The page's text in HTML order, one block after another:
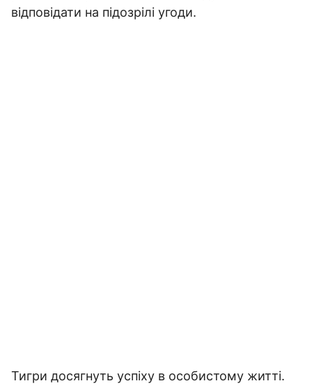
відповідати на підозрілі угоди.
Тигри досягнуть успіху в особистому житті.